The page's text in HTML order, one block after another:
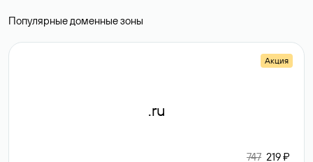
Популярные доменные зоны
Акция
.ru
747 219 ₽